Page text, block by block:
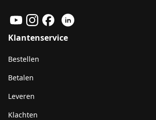
Klantenservice
Bestellen
Betalen
Leveren
Klachten